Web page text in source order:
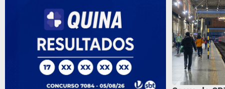
CATEGORIAS
Cotidiano